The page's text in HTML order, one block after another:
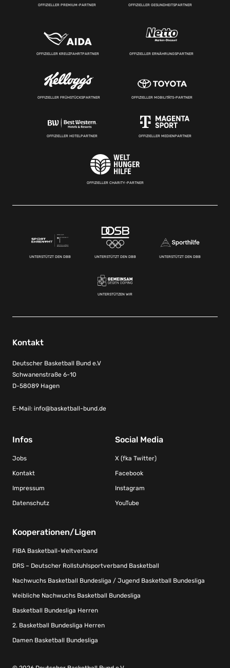
OFFIZIELLER PREMIUM-PARTNER OFFIZIELLER GESUNDHEITSPARTNER
OFFIZIELLER KREUZFAHRTPARTNER OFFIZIELLER ERNÄHRUNGSPARTNER
OFFIZIELLER FRÜHSTÜCKSPARTNER OFFIZIELLER MOBILITÄTS-PARTNER
OFFIZIELLER HOTELPARTNER OFFIZIELLER MEDIENPARTNER
OFFIZIELLER CHARITY-PARTNER
UNTERSTÜTZT DEN DBB UNTERSTÜTZT DEN DBB UNTERSTÜTZT DEN DBB
UNTERSTÜTZEN WIR
Kontakt
Deutscher Basketball Bund e.V
Schwanenstraße 6-10
D-58089 Hagen
E-Mail: info@basketball-bund.de
Infos
Jobs
Kontakt
Impressum
Datenschutz
Social Media
X (fka Twitter)
Facebook
Instagram
YouTube
Kooperationen/Ligen
FIBA Basketball-Weltverband
DRS – Deutscher Rollstuhlsportverband Basketball
Nachwuchs Basketball Bundesliga / Jugend Basketball Bundesliga
Weibliche Nachwuchs Basketball Bundesliga
Basketball Bundesliga Herren
2. Basketball Bundesliga Herren
Damen Basketball Bundesliga